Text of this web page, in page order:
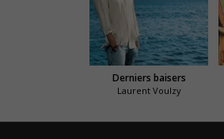
Derniers baisers
Laurent Voulzy